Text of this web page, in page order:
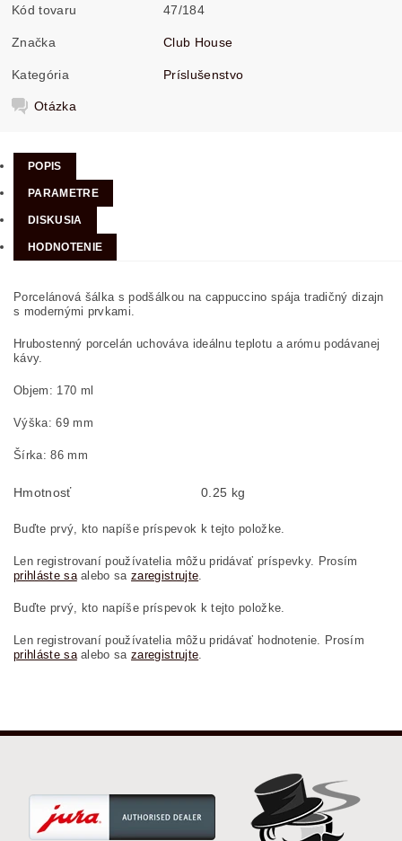
Kód tovaru 47/184
Značka Club House
Kategória Príslušenstvo
Otázka
POPIS
PARAMETRE
DISKUSIA
HODNOTENIE
Porcelánová šálka s podšálkou na cappuccino spája tradičný dizajn
s modernými prvkami.
Hrubostenný porcelán uchováva ideálnu teplotu a arómu podávanej
kávy.
Objem: 170 ml
Výška: 69 mm
Šírka: 86 mm
Hmotnosť 0.25 kg
Buďte prvý, kto napíše príspevok k tejto položke.
Len registrovaní používatelia môžu pridávať príspevky. Prosím
prihláste saalebo sazaregistrujte.
Buďte prvý, kto napíše príspevok k tejto položke.
Len registrovaní používatelia môžu pridávať hodnotenie. Prosím
prihláste saalebo sazaregistrujte.